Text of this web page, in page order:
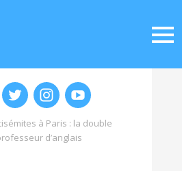
à Paris : la double
d’anglais